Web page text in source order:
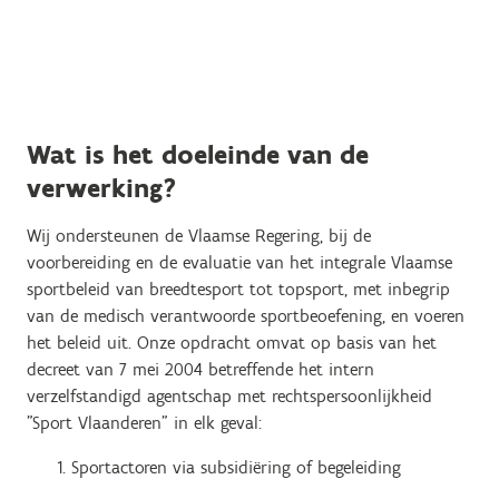
Wat is het doeleinde van de
verwerking?
Wij ondersteunen de Vlaamse Regering, bij de
voorbereiding en de evaluatie van het integrale Vlaamse
sportbeleid van breedtesport tot topsport, met inbegrip
van de medisch verantwoorde sportbeoefening, en voeren
het beleid uit. Onze opdracht omvat op basis van het
decreet van 7 mei 2004 betreffende het intern
verzelfstandigd agentschap met rechtspersoonlijkheid
"Sport Vlaanderen" in elk geval:
Sportactoren via subsidiëring of begeleiding